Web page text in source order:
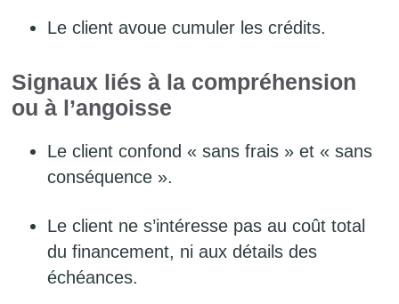
Le client avoue cumuler les crédits.
Signaux liés à la compréhension
ou à l’angoisse
Le client confond « sans frais » et « sans
conséquence ».
Le client ne s’intéresse pas au coût total
du financement, ni aux détails des
échéances.